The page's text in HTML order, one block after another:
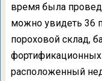
время была
можно увидеть 36
пороховой склад,
расположенный